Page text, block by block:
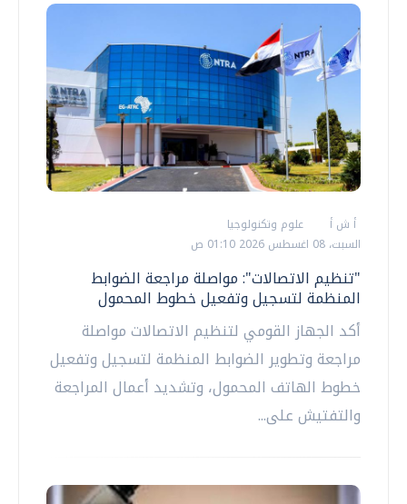
أ ش أ
علوم وتكنولوجيا
السبت، 08 اغسطس 2026 01:10 ص
"تنظيم الاتصالات": مواصلة مراجعة الضوابط
المنظمة لتسجيل وتفعيل خطوط المحمول
أكد الجهاز القومي لتنظيم الاتصالات مواصلة
مراجعة وتطوير الضوابط المنظمة لتسجيل وتفعيل
خطوط الهاتف المحمول، وتشديد أعمال المراجعة
والتفتيش على...